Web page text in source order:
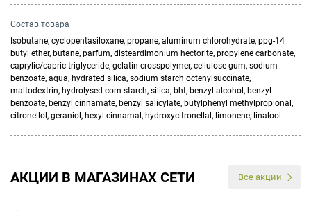
Состав товара
Isobutane, cyclopentasiloxane, propane, aluminum chlorohydrate, ppg-14
butyl ether, butane, parfum, disteardimonium hectorite, propylene carbonate,
caprylic/capric triglyceride, gelatin crosspolymer, cellulose gum, sodium
benzoate, aqua, hydrated silica, sodium starch octenylsuccinate,
maltodextrin, hydrolysed corn starch, silica, bht, benzyl alcohol, benzyl
benzoate, benzyl cinnamate, benzyl salicylate, butylphenyl methylpropional,
citronellol, geraniol, hexyl cinnamal, hydroxycitronellal, limonene, linalool
АКЦИИ В МАГАЗИНАХ СЕТИ Все акции